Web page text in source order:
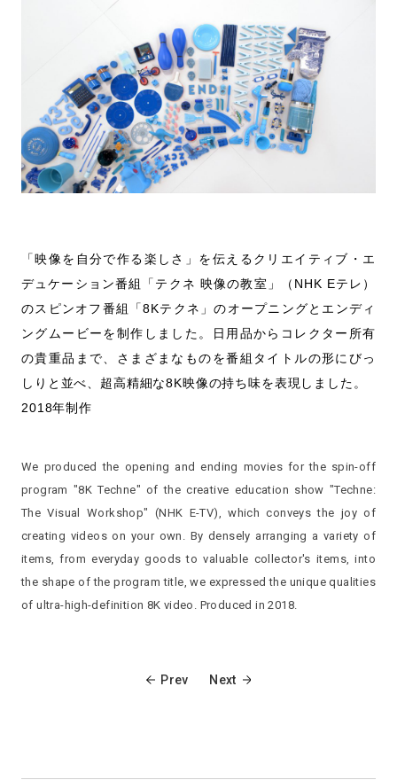
「映像を自分で作る楽しさ」を伝えるクリエイティブ・エ
デュケーション番組「テクネ 映像の教室」（NHK Eテレ）
のスピンオフ番組「8Kテクネ」のオープニングとエンディ
ングムービーを制作しました。日用品からコレクター所有
の貴重品まで、さまざまなものを番組タイトルの形にびっ
しりと並べ、超高精細な8K映像の持ち味を表現しました。
2018年制作
We produced the opening and ending movies for the spin-off
program "8K Techne" of the creative education show "Techne:
The Visual Workshop" (NHK E-TV), which conveys the joy of
creating videos on your own. By densely arranging a variety of
items, from everyday goods to valuable collector's items, into
the shape of the program title, we expressed the unique qualities
of ultra-high-definition 8K video. Produced in 2018.
Prev Next